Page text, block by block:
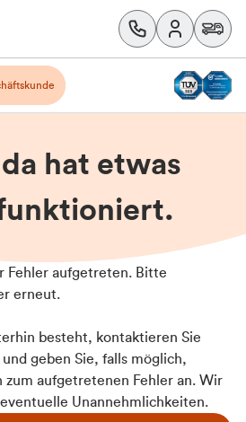
hat etwas
Fehler aufgetreten. Bitte
erneut.
besteht, kontaktieren Sie
geben Sie, falls möglich,
aufgetretenen Fehler an. Wir
Unannehmlichkeiten.